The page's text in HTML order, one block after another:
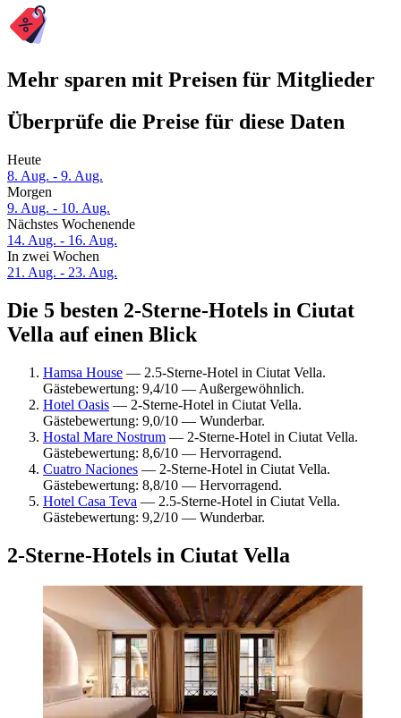
Mehr sparen mit Preisen für Mitglieder
Überprüfe die Preise für diese Daten
Heute
8. Aug. - 9. Aug.
Morgen
9. Aug. - 10. Aug.
Nächstes Wochenende
14. Aug. - 16. Aug.
In zwei Wochen
21. Aug. - 23. Aug.
Die 5 besten 2-Sterne-Hotels in Ciutat
Vella auf einen Blick
Hamsa House — 2.5-Sterne-Hotel in Ciutat Vella.
Gästebewertung: 9,4/10 — Außergewöhnlich.
Hotel Oasis — 2-Sterne-Hotel in Ciutat Vella.
Gästebewertung: 9,0/10 — Wunderbar.
Hostal Mare Nostrum — 2-Sterne-Hotel in Ciutat Vella.
Gästebewertung: 8,6/10 — Hervorragend.
Cuatro Naciones — 2-Sterne-Hotel in Ciutat Vella.
Gästebewertung: 8,8/10 — Hervorragend.
Hotel Casa Teva — 2.5-Sterne-Hotel in Ciutat Vella.
Gästebewertung: 9,2/10 — Wunderbar.
2-Sterne-Hotels in Ciutat Vella